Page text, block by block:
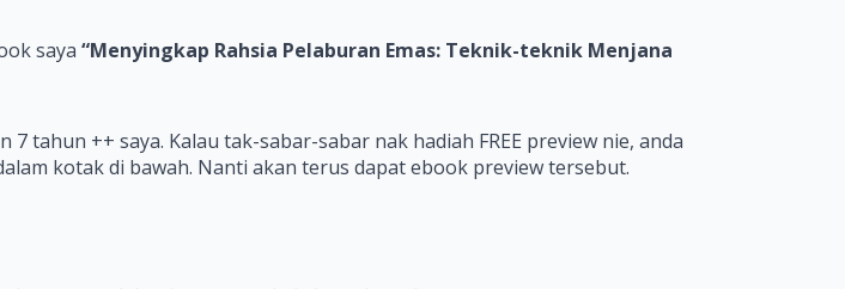
saya “Menyingkap Rahsia Pelaburan Emas: Teknik-teknik Menjana
tahun ++ saya. Kalau tak-sabar-sabar nak hadiah FREE preview nie, anda
kotak di bawah. Nanti akan terus dapat ebook preview tersebut.